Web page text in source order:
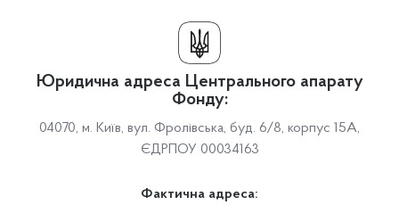
Юридична адреса Центрального апарату
Фонду:
04070, м. Київ, вул. Фролівська, буд. 6/8, корпус 15А,
ЄДРПОУ 00034163
Фактична адреса: